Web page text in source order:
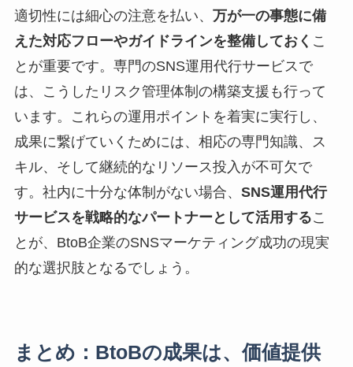
適切性には細心の注意を払い、 万が一の事態に備
えた対応フローやガイドラインを整備しておく こ
とが重要です。専門のSNS運用代行サービスで
は、こうしたリスク管理体制の構築支援も行って
います。これらの運用ポイントを着実に実行し、
成果に繋げていくためには、相応の専門知識、ス
キル、そして継続的なリソース投入が不可欠で
す。社内に十分な体制がない場合、 SNS運用代行
サービスを戦略的なパートナーとして活用するこ
とが、BtoB企業のSNSマーケティング成功の現実
的な選択肢となるでしょう。
まとめ：BtoBの成果は、価値提供